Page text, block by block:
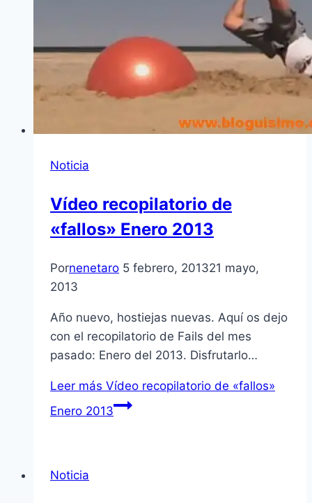
Noticia
Ví­deo recopilatorio de
«fallos» Enero 2013
Pornenetaro 5 febrero, 201321 mayo,
2013
Año nuevo, hostiejas nuevas. Aquí­ os dejo
con el recopilatorio de Fails del mes
pasado: Enero del 2013. Disfrutarlo…
Leer más Ví­deo recopilatorio de «fallos»
Enero 2013
Noticia